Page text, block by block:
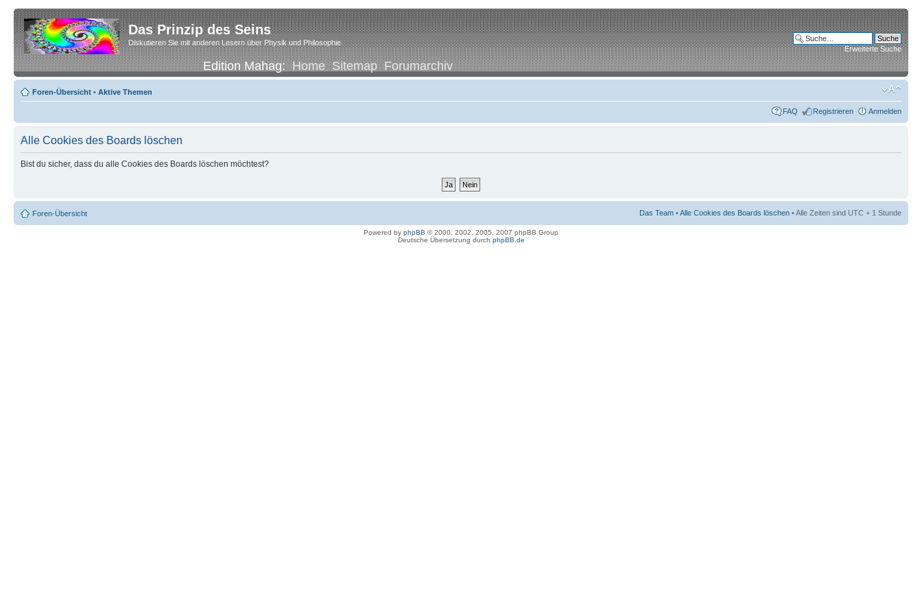
Das Prinzip des Seins
Diskutieren Sie mit anderen Lesern über Physik und Philosophie
Edition Mahag:Home Sitemap Forumarchiv
Erweiterte Suche
Foren-Übersicht • Aktive Themen
FAQ Registrieren Anmelden
Alle Cookies des Boards löschen
Bist du sicher, dass du alle Cookies des Boards löschen möchtest?
Foren-Übersicht Das Team •Alle Cookies des Boards löschen • Alle Zeiten sind UTC + 1 Stunde
Powered by phpBB © 2000, 2002, 2005, 2007 phpBB Group
Deutsche Übersetzung durch phpBB.de